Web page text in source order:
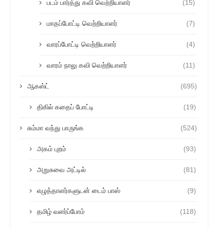
படம் பார்த்து கவி வெற்றியாளர் (15)
மாதப்போட்டி வெற்றியாளர் (7)
வாரப்போட்டி வெற்றியாளர் (4)
வாரம் நாலு கவி வெற்றியாளர் (11)
ஆகஸ்ட் (695)
திகில் கதைப் போட்டி (19)
சும்மா வந்து பாருங்க (524)
அகம் புறம் (93)
அறுசுவை அட்டில் (81)
எழுத்தாளர்களுடன் டைம் பாஸ் (9)
தமிழ் வளர்ப்போம் (118)